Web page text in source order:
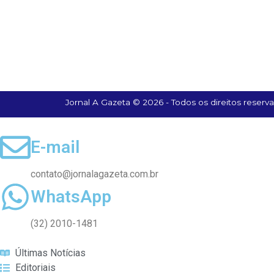
Jornal A Gazeta © 2026 - Todos os direitos
E-mail
contato@jornalagazeta.com.br
WhatsApp
(32) 2010-1481
Últimas Notícias
Editoriais